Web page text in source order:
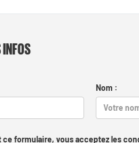
INFOS
Nom :
ce formulaire, vous acceptez les